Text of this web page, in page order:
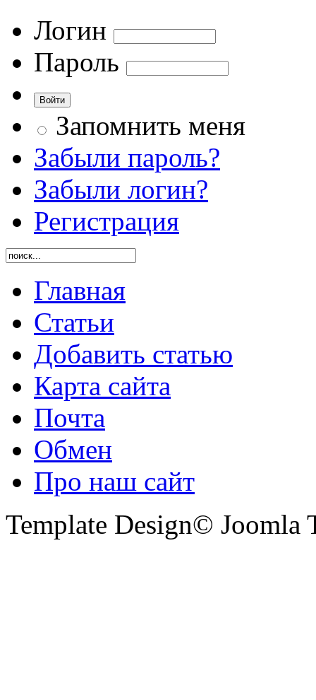
Логин
Пароль
Запомнить меня
Забыли пароль?
Забыли логин?
Регистрация
Главная
Статьи
Добавить статью
Карта сайта
Почта
Обмен
Про наш сайт
Template Design© Joomla